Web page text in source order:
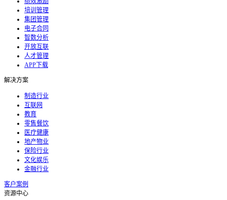
培训管理
集团管理
电子合同
智数分析
开放互联
人才管理
APP下载
解决方案
制造行业
互联网
教育
零售餐饮
医疗健康
地产物业
保险行业
文化娱乐
金融行业
客户案例
资源中心